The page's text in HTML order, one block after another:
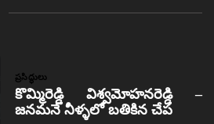
ప్రసిద్ధులు
కొమ్మిరెడ్డి విశ్వమోహనరెడ్డి –
జనమనే నీళ్ళలో బతికిన చేప